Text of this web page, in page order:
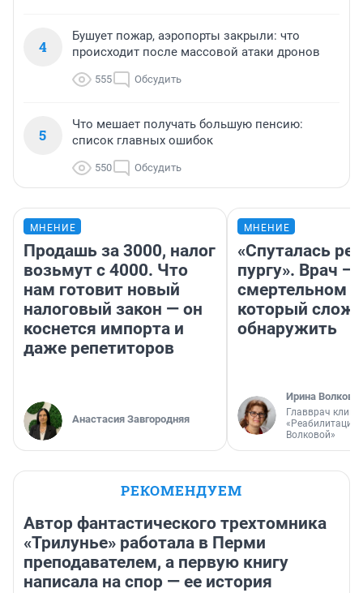
4
Бушует пожар, аэропорты закрыли: что
происходит после массовой атаки дронов
555 Обсудить
5
Что мешает получать большую пенсию:
список главных ошибок
550 Обсудить
МНЕНИЕ
Продашь за 3000, налог
возьмут с 4000. Что
нам готовит новый
налоговый закон — он
коснется импорта и
даже репетиторов
Анастасия Завгородняя
МНЕНИЕ
«Спуталась
пургу». Врач —
смертельном
который
обнаружить
Ирина Волкова
Главврач
«Реабилитация
Волковой»
РЕКОМЕНДУЕМ
Автор фантастического трехтомника
«Трилунье» работала в Перми
преподавателем, а первую книгу
написала на спор — ее история